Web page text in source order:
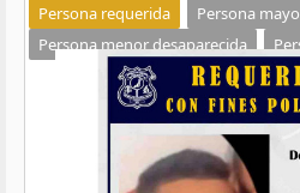
Persona requerida
Persona
Persona menor desaparecida